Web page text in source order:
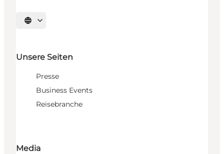
Sprache auswählen
Unsere Seiten
Presse
Business Events
Reisebranche
Media